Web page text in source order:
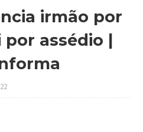
irmão por
assédio |